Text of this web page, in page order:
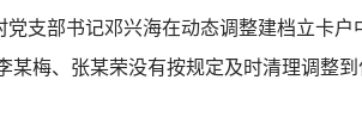
支部书记邓兴海在动态调整建档立卡户
某梅、张某荣没有按规定及时清理调整